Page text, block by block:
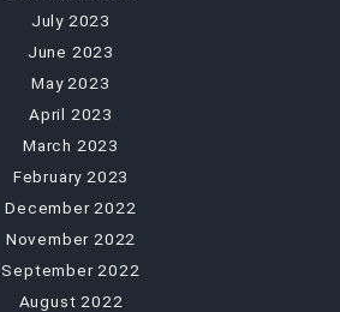
July 2023
June 2023
May 2023
April 2023
March 2023
February 2023
December 2022
November 2022
September 2022
August 2022